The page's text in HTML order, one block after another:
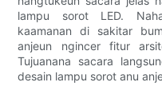
lampu sorot LED.
kaamanan di sakitar
anjeun ngincer fitur
Tujuanana sacara
desain lampu sorot anu